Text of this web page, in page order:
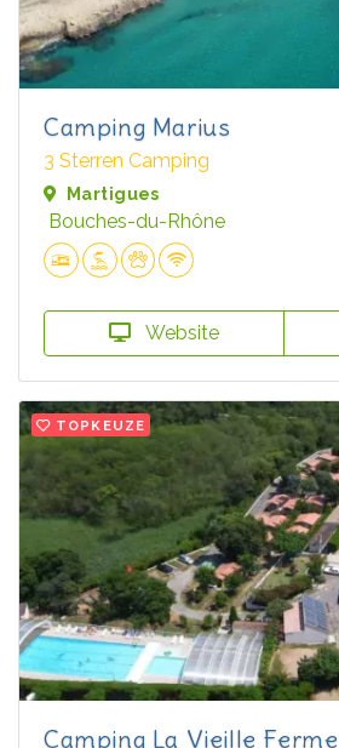
Camping Marius
3 Sterren Camping
Martigues
Bouches-du-Rhône
Website
TOPKEUZE
Camping La Vieille Ferme